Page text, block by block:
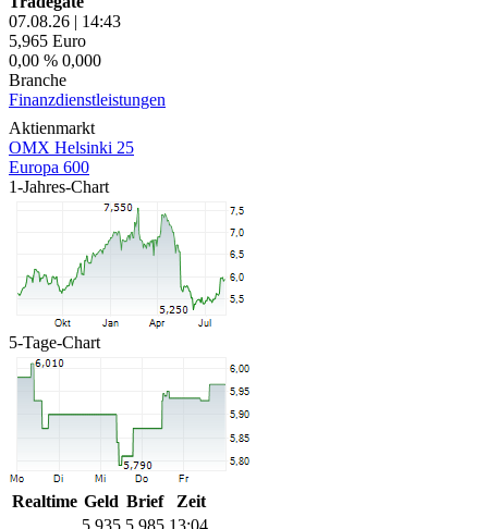
07.08.26 | 14:43
5,965 Euro
0,00 % 0,000
Branche
Finanzdienstleistungen
Aktienmarkt
OMX Helsinki 25
Europa 600
1-Jahres-Chart
5-Tage-Chart
Realtime Geld Brief
Zeit
5,935 5,985 13:04